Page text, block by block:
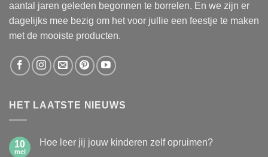
aantal jaren geleden begonnen te borrelen. En we zijn er
dagelijks mee bezig om het voor jullie een feestje te maken
met de mooiste producten.
HET LAATSTE NIEUWS
10
mei
Hoe leer jij jouw kinderen zelf opruimen?